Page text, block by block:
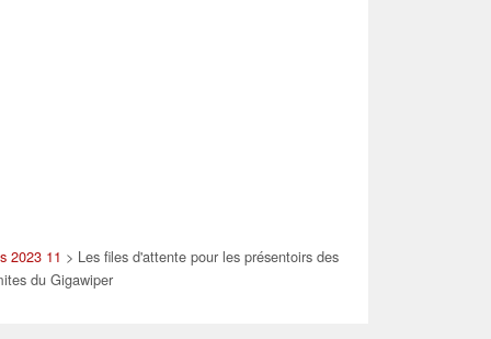
2023 11 > Les files d'attente pour les présentoirs des
du Gigawiper